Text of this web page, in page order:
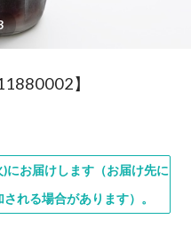
】
お届けします（お届け先に
れる場合があります）。